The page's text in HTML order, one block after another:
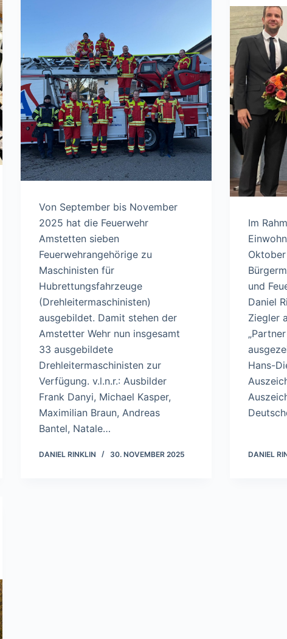
Von September bis November
2025 hat die Feuerwehr
Amstetten sieben
Feuerwehrangehörige zu
Maschinisten für
Hubrettungsfahrzeuge
(Drehleitermaschinisten)
ausgebildet. Damit stehen der
Amstetter Wehr nun insgesamt
33 ausgebildete
Drehleitermaschinisten zur
Verfügung. v.l.n.r.: Ausbilder
Frank Danyi, Michael Kasper,
Maximilian Braun, Andreas
Bantel, Natale…
DANIEL RINKLIN 30. NOVEMBER 2025
Im
und
Daniel
Ziegler
Hans-
DANIEL